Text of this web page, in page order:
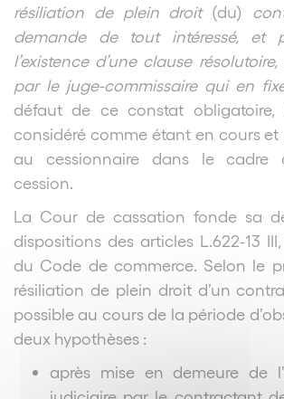
résiliation de plein droit (du)
demande de tout intéressé, et
l’existence d’une clause
par le juge-commissaire qui en
défaut de ce constat
considéré comme étant en cours
au cessionnaire dans le cadre
cession.
La Cour de cassation fonde sa
dispositions des articles L.622-13 III,
du Code de commerce. Selon le
résiliation de plein droit d’un
possible au cours de la période
deux hypothèses :
après mise en demeure de